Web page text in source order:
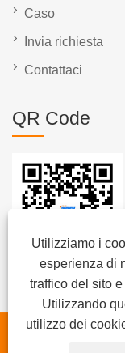
Utilizziamo i
esperienza di
traffico del sito
Utilizzando
utilizzo dei
Caso
Invia richiesta
Contattaci
QR Code
Copyright © 2025